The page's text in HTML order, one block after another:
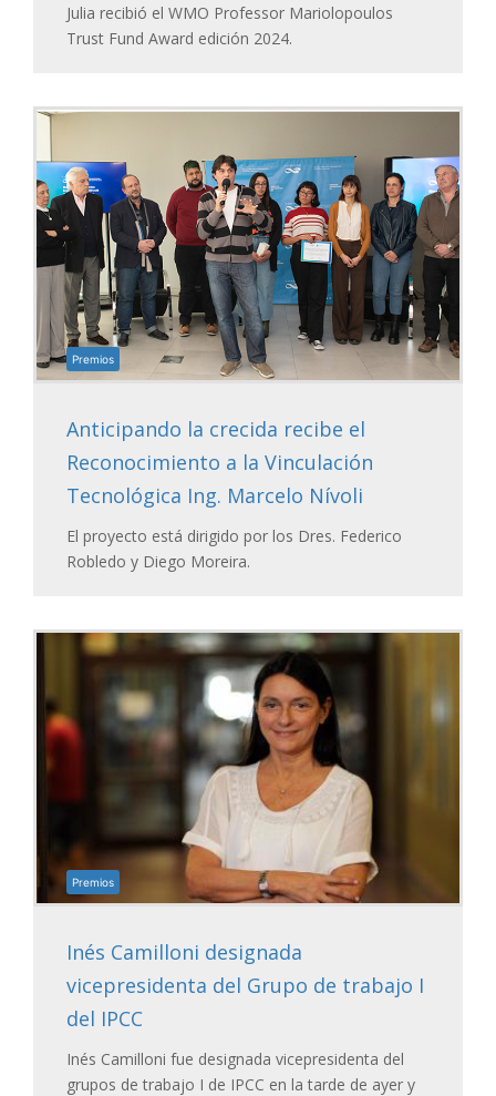
Julia recibió el WMO Professor Mariolopoulos
Trust Fund Award edición 2024.
Premios
Anticipando la crecida recibe el
Reconocimiento a la Vinculación
Tecnológica Ing. Marcelo Nívoli
El proyecto está dirigido por los Dres. Federico
Robledo y Diego Moreira.
Premios
Inés Camilloni designada
vicepresidenta del Grupo de trabajo I
del IPCC
Inés Camilloni fue designada vicepresidenta del
grupos de trabajo I de IPCC en la tarde de ayer y